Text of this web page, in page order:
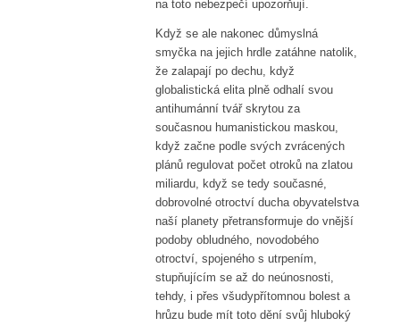
na toto nebezpečí upozorňují.
Když se ale nakonec důmyslná
smyčka na jejich hrdle zatáhne natolik,
že zalapají po dechu, když
globalistická elita plně odhalí svou
antihumánní tvář skrytou za
současnou humanistickou maskou,
když začne podle svých zvrácených
plánů regulovat počet otroků na zlatou
miliardu, když se tedy současné,
dobrovolné otroctví ducha obyvatelstva
naší planety přetransformuje do vnější
podoby obludného, ​​novodobého
otroctví, spojeného s utrpením,
stupňujícím se až do neúnosnosti,
tehdy, i přes všudypřítomnou bolest a
hrůzu bude mít toto dění svůj hluboký